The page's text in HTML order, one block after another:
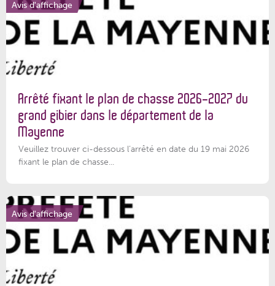
Avis d'affichage
Arrêté fixant le plan de chasse 2026-2027 du
grand gibier dans le département de la
Mayenne
Veuillez trouver ci-dessous l’arrêté en date du 19 mai 2026
fixant le plan de chasse...
Avis d'affichage